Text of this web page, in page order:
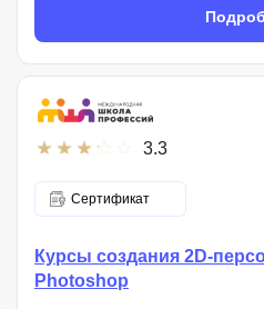
3.3
Сертификат
Курсы создания 2D-
Photoshop